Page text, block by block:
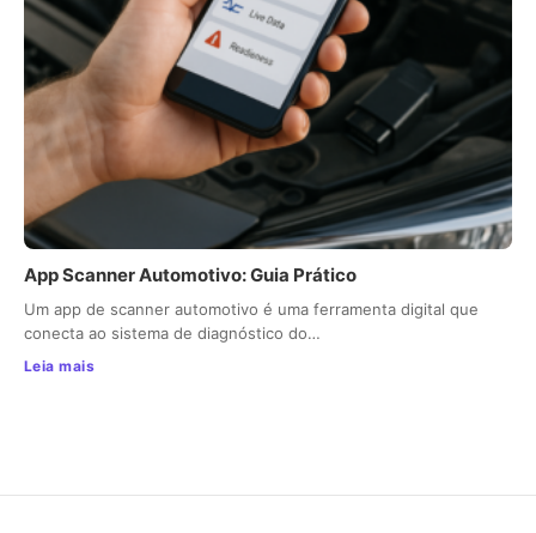
App Scanner Automotivo: Guia Prático
Um app de scanner automotivo é uma ferramenta digital que
conecta ao sistema de diagnóstico do…
Leia mais